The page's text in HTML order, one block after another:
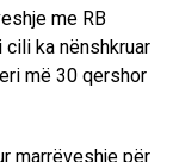
me RB
ka nënshkruar
më 30 qershor
marrëveshje për